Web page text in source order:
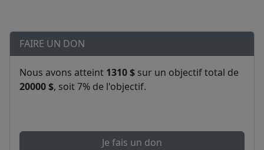
FAIRE UN DON
Nous avons atteint 1310 $ sur un objectif total de
20000 $, soit 7% de l'objectif.
Je fais un don